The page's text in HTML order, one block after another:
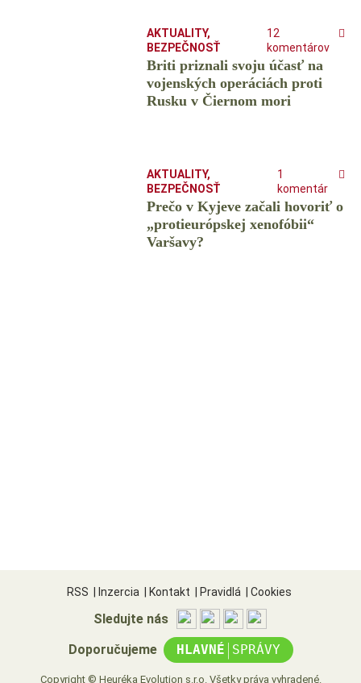
AKTUALITY,
BEZPEČNOSŤ
12
komentárov
Briti priznali svoju účasť na
vojenských operáciách proti
Rusku v Čiernom mori
AKTUALITY,
BEZPEČNOSŤ
1
komentár
Prečo v Kyjeve začali hovoriť o
„protieurópskej xenofóbii“
Varšavy?
RSS Inzercia Kontakt Pravidlá Cookies
Sledujte nás
Doporučujeme HLAVNÉ | SPRÁVY
Copyright © Heuréka Evolution s.r.o. Všetky práva vyhradené.